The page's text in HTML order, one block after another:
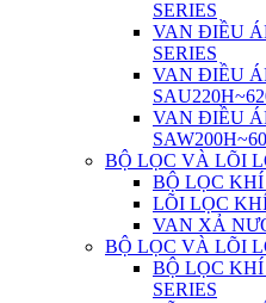
SERIES
VAN ĐIỀU
SERIES
VAN ĐIỀU
VAN ĐIỀU
BỘ LỌC VÀ LÕI
BỘ LỌC KHÍ
LÕI LỌC
VAN XẢ
BỘ LỌC VÀ LÕI
BỘ LỌC
SERIES